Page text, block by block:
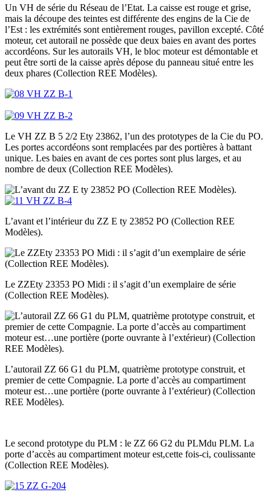
Un VH de série du Réseau de l’Etat. La caisse est rouge et grise,
mais la découpe des teintes est différente des engins de la Cie de
l’Est : les extrémités sont entièrement rouges, pavillon excepté. Côté
moteur, cet autorail ne possède que deux baies en avant des portes
accordéons. Sur les autorails VH, le bloc moteur est démontable et
peut être sorti de la caisse après dépose du panneau situé entre les
deux phares (Collection REE Modèles).
Le VH ZZ B 5 2/2 Ety 23862, l’un des prototypes de la Cie du PO.
Les portes accordéons sont remplacées par des portières à battant
unique. Les baies en avant de ces portes sont plus larges, et au
nombre de deux (Collection REE Modèles).
L’avant et l’intérieur du ZZ E ty 23852 PO (Collection REE
Modèles).
Le ZZEty 23353 PO Midi : il s’agit d’un exemplaire de série
(Collection REE Modèles).
L’autorail ZZ 66 G1 du PLM, quatrième prototype construit, et
premier de cette Compagnie. La porte d’accès au compartiment
moteur est…une portière (porte ouvrante à l’extérieur) (Collection
REE Modèles).
Le second prototype du PLM : le ZZ 66 G2 du PLMdu PLM. La
porte d’accès au compartiment moteur est,cette fois-ci, coulissante
(Collection REE Modèles).